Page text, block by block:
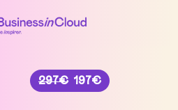
297€ 197€